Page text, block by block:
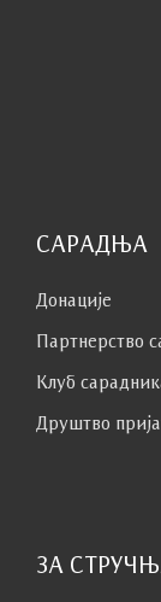
САРАДЊА
Донације
Партнерство
Клуб
Друштво
ЗА